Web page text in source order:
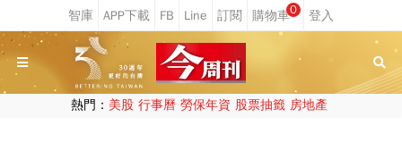
0
熱門： 美股 行事曆 勞保年資 股票抽籤 房地產